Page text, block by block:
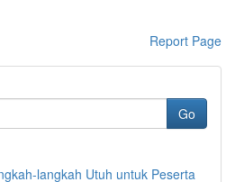
Report Page
Go
langkah Utuh untuk Peserta